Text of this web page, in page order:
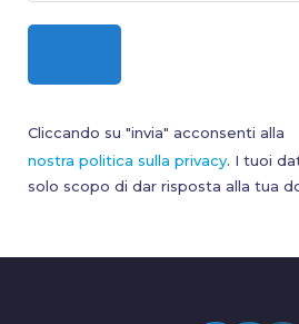
Cliccando su "invia" acconsenti alla
nostra politica sulla privacy. I tuoi
solo scopo di dar risposta alla tua